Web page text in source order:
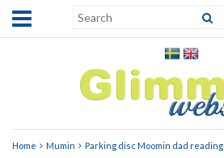
Home Mumin Parking disc Moomin dad reading